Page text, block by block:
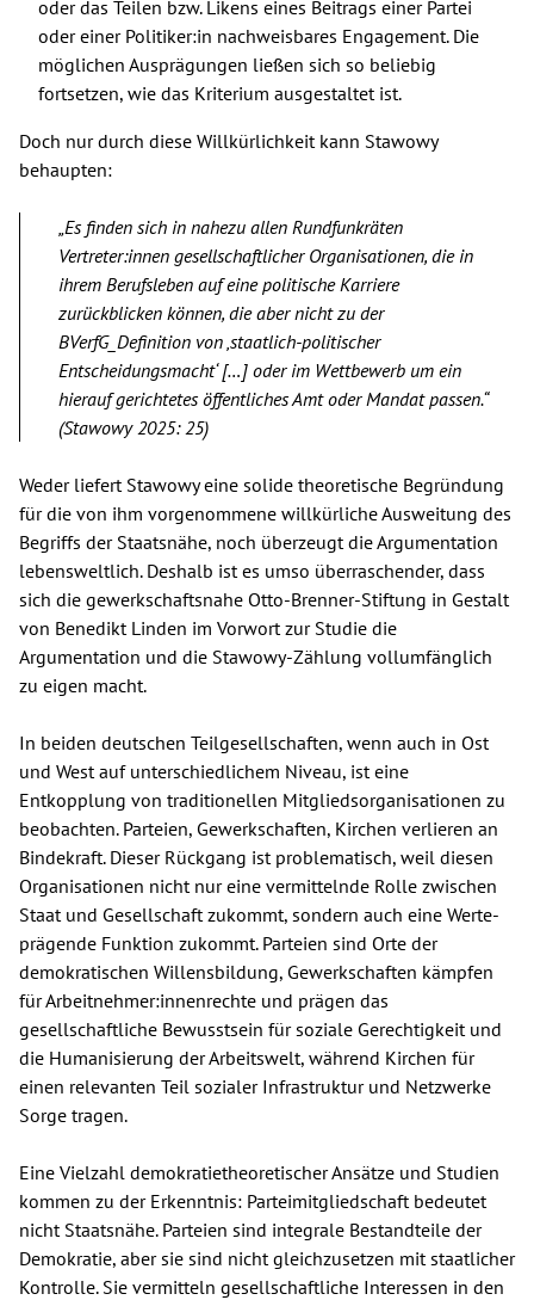
oder das Teilen bzw. Likens eines Beitrags einer Partei
oder einer Politiker:in nachweisbares Engagement. Die
möglichen Ausprägungen ließen sich so beliebig
fortsetzen, wie das Kriterium ausgestaltet ist.
Doch nur durch diese Willkürlichkeit kann Stawowy
behaupten:
„Es finden sich in nahezu allen Rundfunkräten
Vertreter:innen gesellschaftlicher Organisationen, die in
ihrem Berufsleben auf eine politische Karriere
zurückblicken können, die aber nicht zu der
BVerfG_Definition von ‚staatlich-politischer
Entscheidungsmacht‘ […] oder im Wettbewerb um ein
hierauf gerichtetes öffentliches Amt oder Mandat passen.“
(Stawowy 2025: 25)
Weder liefert Stawowy eine solide theoretische Begründung
für die von ihm vorgenommene willkürliche Ausweitung des
Begriffs der Staatsnähe, noch überzeugt die Argumentation
lebensweltlich. Deshalb ist es umso überraschender, dass
sich die gewerkschaftsnahe Otto-Brenner-Stiftung in Gestalt
von Benedikt Linden im Vorwort zur Studie die
Argumentation und die Stawowy-Zählung vollumfänglich
zu eigen macht.
In beiden deutschen Teilgesellschaften, wenn auch in Ost
und West auf unterschiedlichem Niveau, ist eine
Entkopplung von traditionellen Mitgliedsorganisationen zu
beobachten. Parteien, Gewerkschaften, Kirchen verlieren an
Bindekraft. Dieser Rückgang ist problematisch, weil diesen
Organisationen nicht nur eine vermittelnde Rolle zwischen
Staat und Gesellschaft zukommt, sondern auch eine Werte-
prägende Funktion zukommt. Parteien sind Orte der
demokratischen Willensbildung, Gewerkschaften kämpfen
für Arbeitnehmer:innenrechte und prägen das
gesellschaftliche Bewusstsein für soziale Gerechtigkeit und
die Humanisierung der Arbeitswelt, während Kirchen für
einen relevanten Teil sozialer Infrastruktur und Netzwerke
Sorge tragen.
Eine Vielzahl demokratietheoretischer Ansätze und Studien
kommen zu der Erkenntnis: Parteimitgliedschaft bedeutet
nicht Staatsnähe. Parteien sind integrale Bestandteile der
Demokratie, aber sie sind nicht gleichzusetzen mit staatlicher
Kontrolle. Sie vermitteln gesellschaftliche Interessen in den